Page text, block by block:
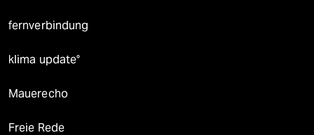
fernverbindung
klima update°
Mauerecho
Freie Rede